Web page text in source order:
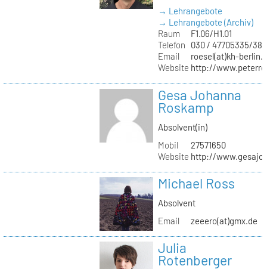
→ Lehrangebote
→ Lehrangebote (Archiv)
Raum
F1.06/H1.01
Telefon
030 / 47705335/387
Email
roesel(at)kh-
Website http://
Gesa Johanna
Roskamp
Absolvent(in)
Mobil
27571650
Website http://
Michael Ross
Absolvent
Email
zeeero(at)gmx.de
Julia
Rotenberger